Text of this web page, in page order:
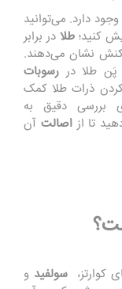
وجود دارد. می‌توانید
کنید؛ طلادر برابر
نشان می‌دهند.
پَن طلا در رسوبات
ذرات طلا کمک
بررسی دقیق به
تا ازاصالت آن
کوارتز،سولفید و